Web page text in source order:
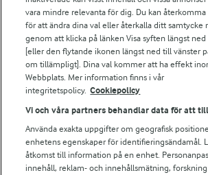
Arla.com
Falbygdens Ost
Arla webbshop
Bildbank
Följ oss
vara mindre relevanta för dig. Du kan
för att ändra dina val eller återkalla ditt samtycke
genom att klicka på länken Visa syften längst
[eller den flytande ikonen längst ned till vänster
om tillämpligt]. Dina val kommer att ha effekt
Webbplats. Mer information finns i vår
integritetspolicy. Cookiepolicy
Vi och våra partners behandlar data för att
Använda exakta uppgifter om geografisk
enhetens egenskaper för identifieringsändamål.
åtkomst till information på en enhet.
innehåll, reklam- och innehållsmätning,